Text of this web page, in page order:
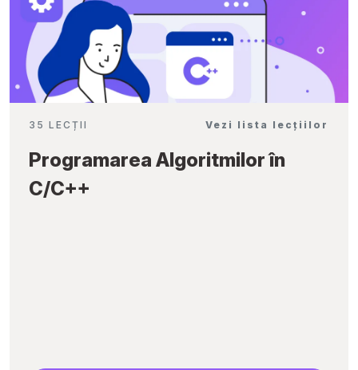
35 LECȚII Vezi lista lecțiilor
Programarea Algoritmilor în
C/C++